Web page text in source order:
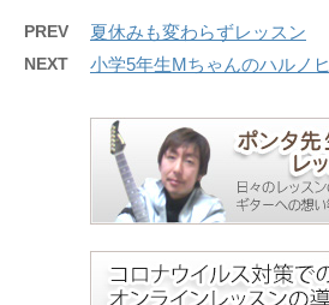
PREV 夏休みも変わらずレッスン
NEXT 小学5年生Mちゃんのハルノヒ